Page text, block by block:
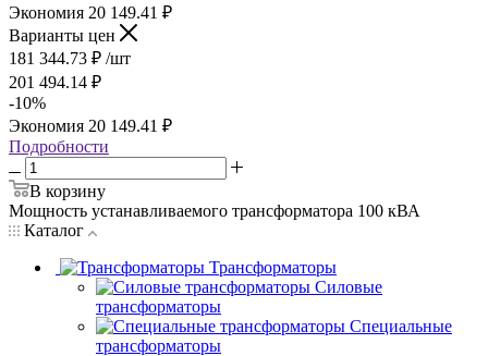
Экономия 20 149.41 ₽
Варианты цен
181 344.73 ₽ /шт
201 494.14 ₽
-10%
Экономия 20 149.41 ₽
Подробности
В корзину
Мощность устанавливаемого трансформатора 100 кВА
Каталог
Трансформаторы
Силовые
трансформаторы
Специальные
трансформаторы